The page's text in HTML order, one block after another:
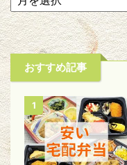
おすすめ記事
1